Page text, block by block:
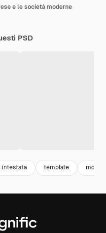
e le società moderne
PSD
intestata template